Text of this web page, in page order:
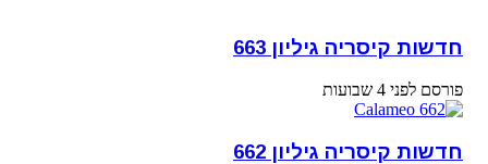
חדשות קיסריה גיליון 663
פורסם לפני 4 שבועות
חדשות קיסריה גיליון 662